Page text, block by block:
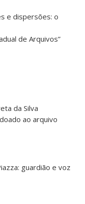
e dispersões: o
de Arquivos”
da Silva
ao arquivo
guardião e voz